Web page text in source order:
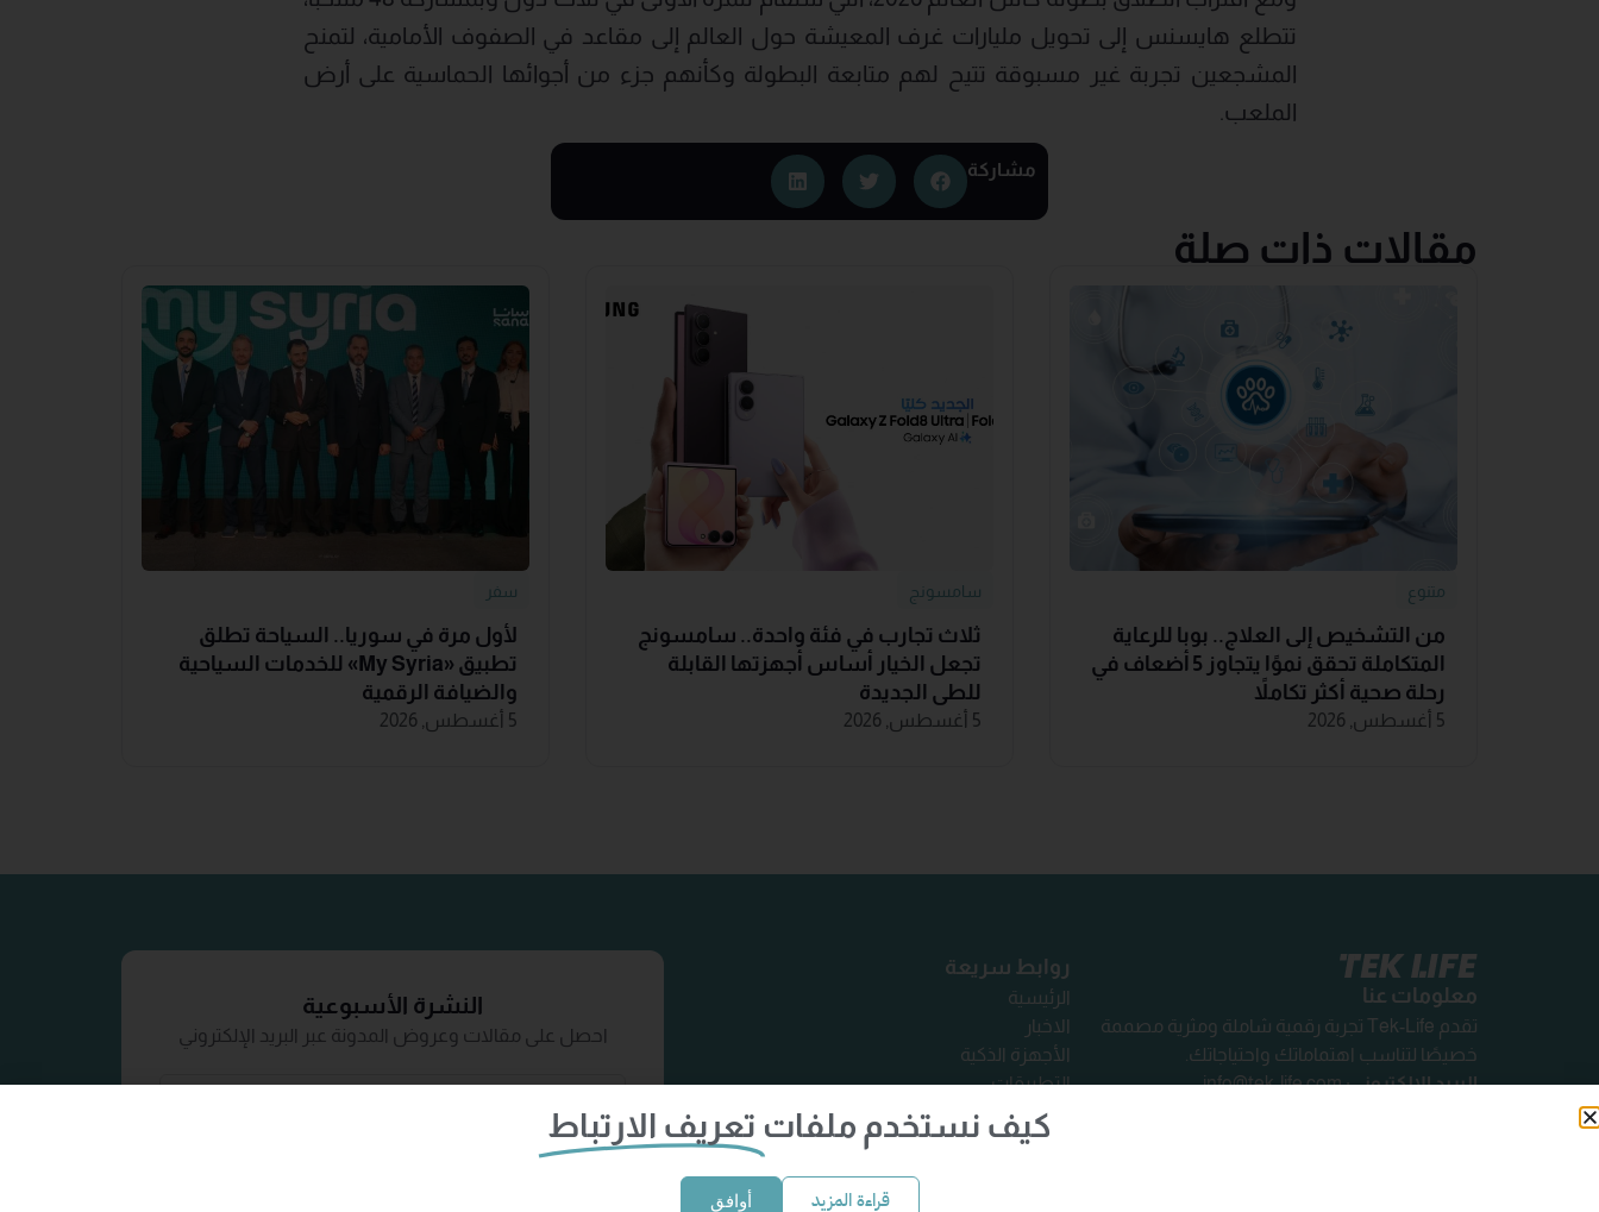
تتطلع هايسنس إلى تحويل مليارات غرف المعيشة حول العالم إلى مقاعد في الصفوف الأمامية، لتمنح
المشجعين تجربة غير مسبوقة تتيح لهم متابعة البطولة وكأنهم جزء من أجوائها الحماسية على أرض
الملعب.
مشاركة
مقالات ذات صلة
متنوع
من التشخيص إلى العلاج.. بوبا للرعاية
المتكاملة تحقق نموًا يتجاوز 5 أضعاف في
رحلة صحية أكثر تكاملاً
5 أغسطس, 2026
سامسونج
ثلاث تجارب في فئة واحدة.. سامسونج
تجعل الخيار أساس أجهزتها القابلة
للطي الجديدة
5 أغسطس, 2026
سفر
لأول مرة في سوريا.. السياحة تطلق
تطبيق «‏My Syria‏» للخدمات السياحية
والضيافة ‏الرقمية
5 أغسطس, 2026
معلومات عنا
تقدم Tek-Life تجربة رقمية شاملة ومثرية مصممة
خصيصًا لتناسب اهتماماتك واحتياجاتك.
البريد الإلكتروني:info@tek-life.com
روابط سريعة
الرئيسية
الاخبار
الأجهزة الذكية
التطبيقات
اتصل بنا
النشرة الأسبوعية
احصل على مقالات وعروض المدونة عبر البريد الإلكتروني
كيف نستخدم ملفات تعريف الارتباط
قراءة المزيد أوافق